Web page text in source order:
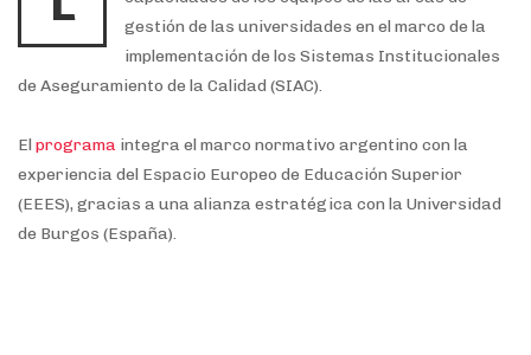
gestión de las universidades en el marco de la
implementación de los Sistemas Institucionales
de Aseguramiento de la Calidad (SIAC).
El programa integra el marco normativo argentino con la
experiencia del Espacio Europeo de Educación Superior
(EEES), gracias a una alianza estratégica con la Universidad
de Burgos (España).